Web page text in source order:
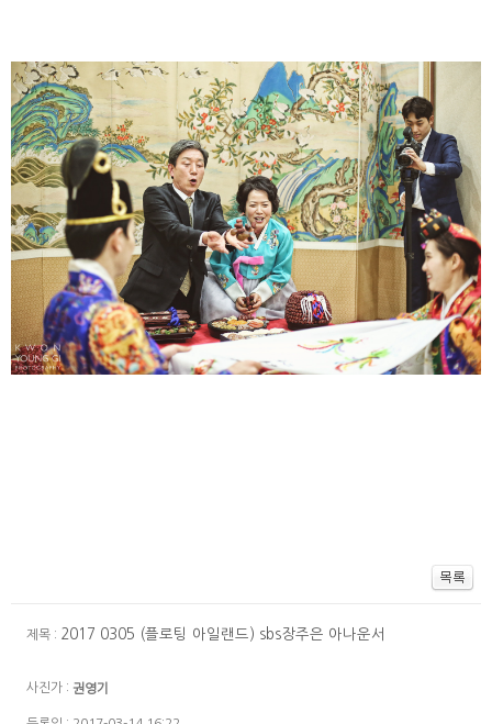
제목 : 2017 0305 (플로팅 아일랜드) sbs장주은 아나운서
사진가 : 권영기